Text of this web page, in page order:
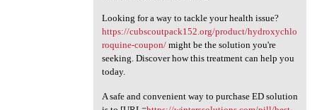
Looking for a way to tackle your health issue?
https://cubscoutpack152.org/product/hydroxychlo
roquine-coupon/might be the solution you're
seeking. Discover how this treatment can help you
today.
A safe and convenient way to purchase ED solution